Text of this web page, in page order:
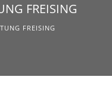
FREISING
FREISING